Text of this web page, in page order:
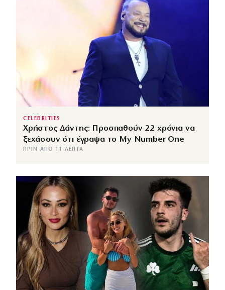
CELEBRITIES
Χρήστος Δάντης: Προσπαθούν 22 χρόνια να
ξεχάσουν ότι έγραψα το My Number One
ΠΡΙΝ ΑΠΌ 11 ΛΕΠΤΆ